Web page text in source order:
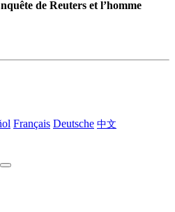
de Reuters et l’homme
Français Deutsche 中文